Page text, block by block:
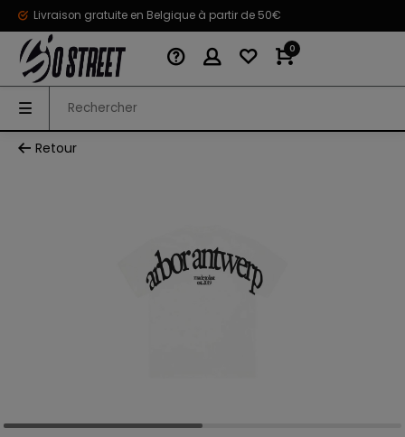
Livraison gratuite en Belgique à partir de 50€
0
Retour